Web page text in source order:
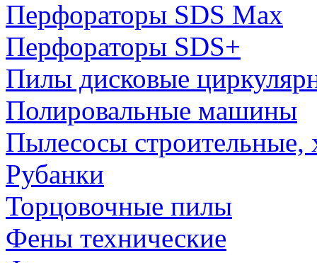
Перфораторы SDS Max
Перфораторы SDS+
Пилы дисковые
Полировальные машины
Пылесосы строительные,
Рубанки
Торцовочные пилы
Фены технические